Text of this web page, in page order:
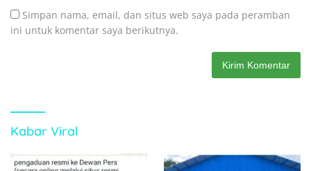
Simpan nama, email, dan situs web saya pada peramban
ini untuk komentar saya berikutnya.
Kabar Viral